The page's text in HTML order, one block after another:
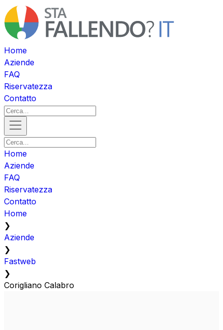
Home
Aziende
FAQ
Riservatezza
Contatto
Home
Aziende
FAQ
Riservatezza
Contatto
Home
❯
Aziende
❯
Fastweb
❯
Corigliano Calabro